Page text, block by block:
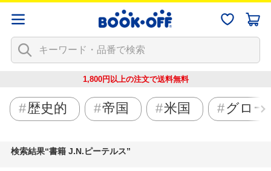
1,800円以上の注文で送料無料
歴史的 帝国 米国 グロー
検索結果 書籍 J.N.ピーテルス